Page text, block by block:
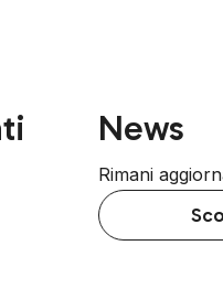
News
Rimani